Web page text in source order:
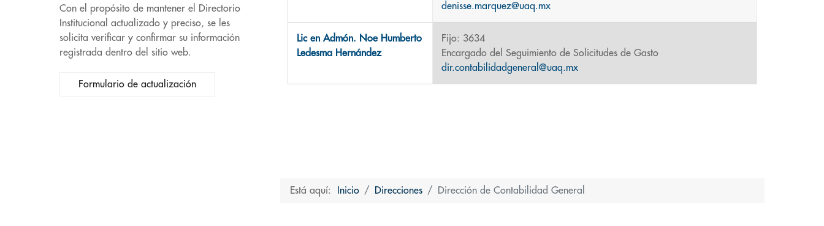
Con el propósito de mantener el Directorio
Institucional actualizado y preciso, se les
solicita verificar y confirmar su información
registrada dentro del sitio web.
Formulario de actualización
denisse.marquez@uaq.mx
Lic en Admón. Noe Humberto
Ledesma Hernández
Fijo: 3634
Encargado del Seguimiento de Solicitudes de Gasto
dir.contabilidadgeneral@uaq.mx
Está aquí: Inicio Direcciones Dirección de Contabilidad General